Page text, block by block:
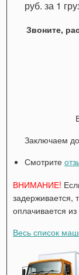
руб. за 1
Звоните,
Заключаем
Смотрите
ВНИМАНИЕ!
задерживается,
оплачивается
Весь список